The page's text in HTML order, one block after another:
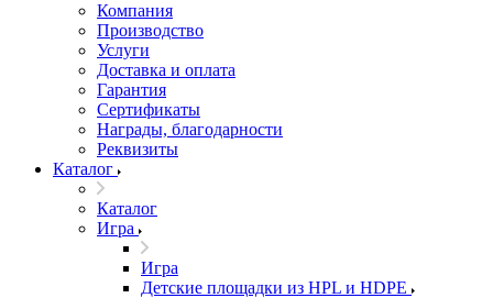
Компания
Производство
Услуги
Доставка и оплата
Гарантия
Сертификаты
Награды, благодарности
Реквизиты
Каталог
Каталог
Игра
Игра
Детские площадки из HPL и HDPE